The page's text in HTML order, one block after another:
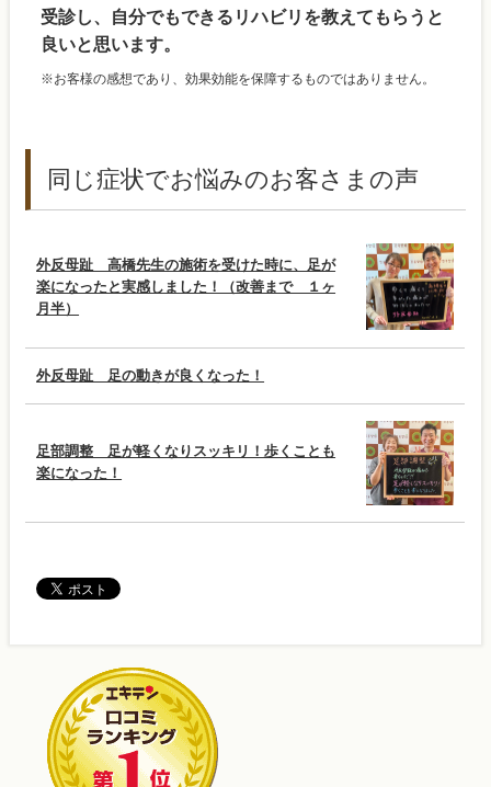
受診し、自分でもできるリハビリを教えてもらうと
良いと思います。
※お客様の感想であり、効果効能を保障するものではありません。
同じ症状でお悩みのお客さまの声
外反母趾 高橋先生の施術を受けた時に、足が
楽になったと実感しました！（改善まで １ヶ
月半）
外反母趾 足の動きが良くなった！
足部調整 足が軽くなりスッキリ！歩くことも
楽になった！